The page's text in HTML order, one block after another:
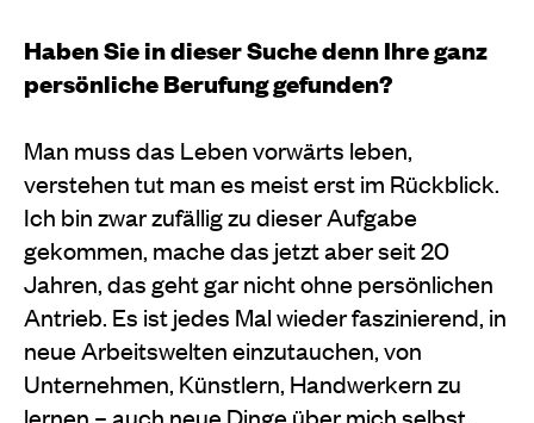
Haben Sie in dieser Suche denn Ihre ganz
persönliche Berufung gefunden?
Man muss das Leben vorwärts leben,
verstehen tut man es meist erst im Rückblick.
Ich bin zwar zufällig zu dieser Aufgabe
gekommen, mache das jetzt aber seit 20
Jahren, das geht gar nicht ohne persönlichen
Antrieb. Es ist jedes Mal wieder faszinierend, in
neue Arbeitswelten einzutauchen, von
Unternehmen, Künstlern, Handwerkern zu
lernen – auch neue Dinge über mich selbst.